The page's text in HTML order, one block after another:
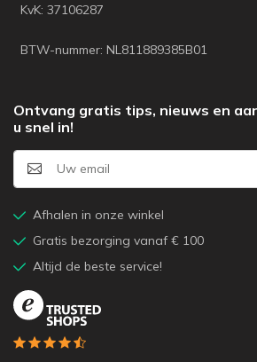
KvK: 37106287
BTW-nummer: NL811889385B01
Ontvang gratis tips, nieuws en
u snel in!
Afhalen in onze winkel
Gratis bezorging vanaf € 100
Altijd de beste service!